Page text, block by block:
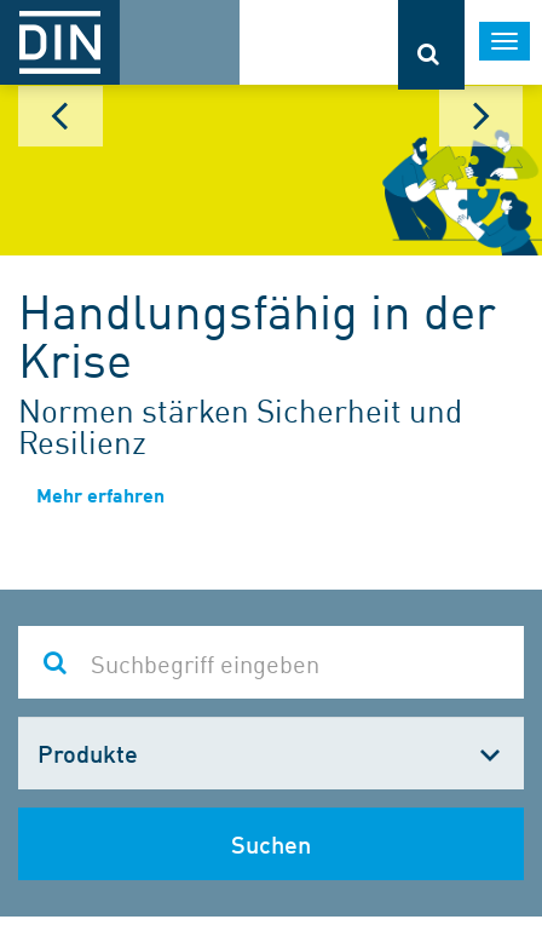
Handlungsfähig in der
Krise
Normen stärken Sicherheit und
Resilienz
Mehr erfahren
wählen
Suchen